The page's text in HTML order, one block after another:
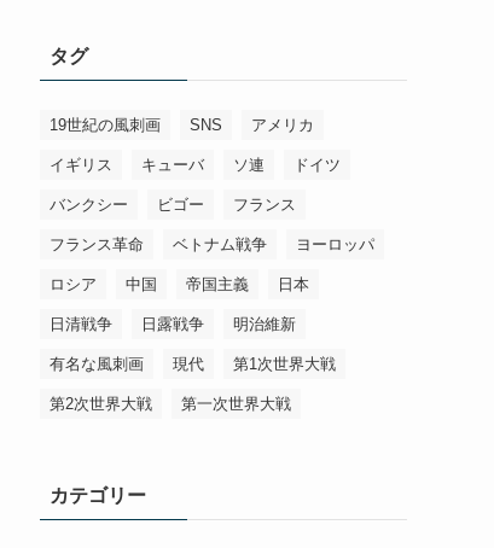
タグ
19世紀の風刺画 SNS アメリカ
イギリス キューバ ソ連 ドイツ
バンクシー ビゴー フランス
フランス革命 ベトナム戦争 ヨーロッパ
ロシア 中国 帝国主義 日本
日清戦争 日露戦争 明治維新
有名な風刺画 現代 第1次世界大戦
第2次世界大戦 第一次世界大戦
カテゴリー